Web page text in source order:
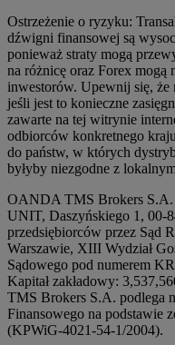
Ostrzeżenie o ryzyku:
dźwigni finansowej są
ponieważ straty mogą
na różnicę oraz Forex
inwestorów. Upewnij się,
jeśli jest to konieczne
zawarte na tej witrynie
odbiorców konkretnego
do państw, w których
byłyby niezgodne z
OANDA TMS Brokers S.A.
UNIT, Daszyńskiego 1, 00-
przedsiębiorców przez Sąd
Warszawie, XIII Wydział
Sądowego pod numerem
Kapitał zakładowy:
TMS Brokers S.A. podlega
Finansowego na podstawie
(KPWiG-4021-54-1/2004).